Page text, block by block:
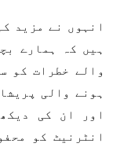
انہوں نے مزید
ہیں کہ ہمارے
والے خطرات کو
ہونے والی
اور ان کی
انٹرنیٹ کو